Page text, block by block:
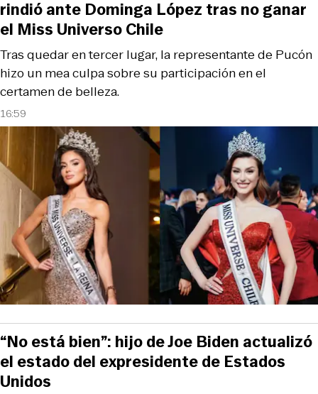
16:59
Tras quedar en tercer lugar, la representante de Pucón
hizo un mea culpa sobre su participación en el
certamen de belleza.
rindió ante Dominga López tras no ganar
el Miss Universo Chile
“No está bien”: hijo de Joe Biden actualizó
el estado del expresidente de Estados
Unidos